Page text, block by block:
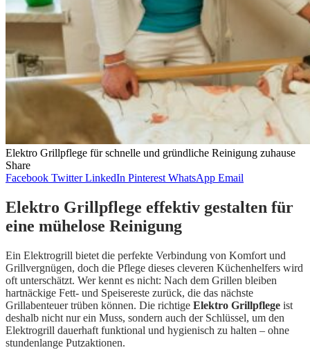
Elektro Grillpflege für schnelle und gründliche Reinigung zuhause
Share
Facebook Twitter LinkedIn Pinterest WhatsApp Email
Elektro Grillpflege effektiv gestalten für
eine mühelose Reinigung
Ein Elektrogrill bietet die perfekte Verbindung von Komfort und
Grillvergnügen, doch die Pflege dieses cleveren Küchenhelfers wird
oft unterschätzt. Wer kennt es nicht: Nach dem Grillen bleiben
hartnäckige Fett- und Speisereste zurück, die das nächste
Grillabenteuer trüben können. Die richtige Elektro Grillpflege ist
deshalb nicht nur ein Muss, sondern auch der Schlüssel, um den
Elektrogrill dauerhaft funktional und hygienisch zu halten – ohne
stundenlange Putzaktionen.